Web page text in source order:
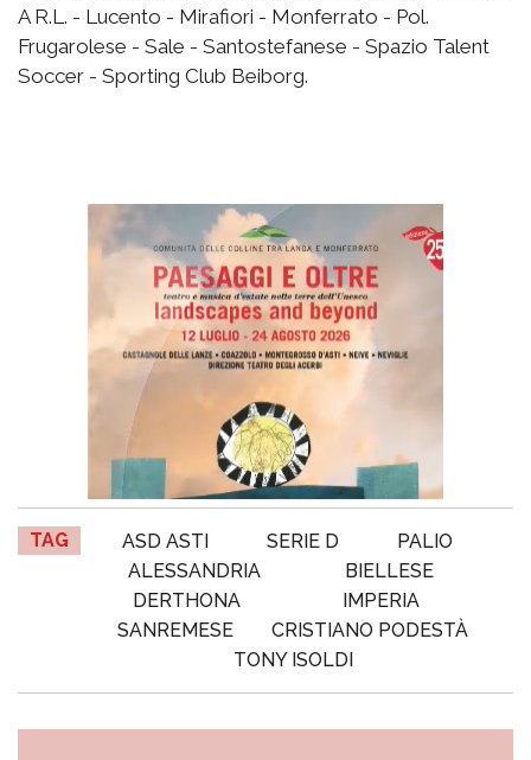
A R.L. - Lucento - Mirafiori - Monferrato - Pol.
Frugarolese - Sale - Santostefanese - Spazio Talent
Soccer - Sporting Club Beiborg.
TAG ASD ASTI SERIE D
PALIO
ALESSANDRIA
BIELLESE
DERTHONA
IMPERIA
SANREMESE
CRISTIANO PODESTÀ
TONY ISOLDI